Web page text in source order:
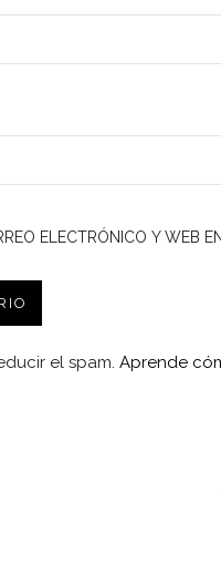
ELECTRÓNICO Y WEB
el spam. Aprende